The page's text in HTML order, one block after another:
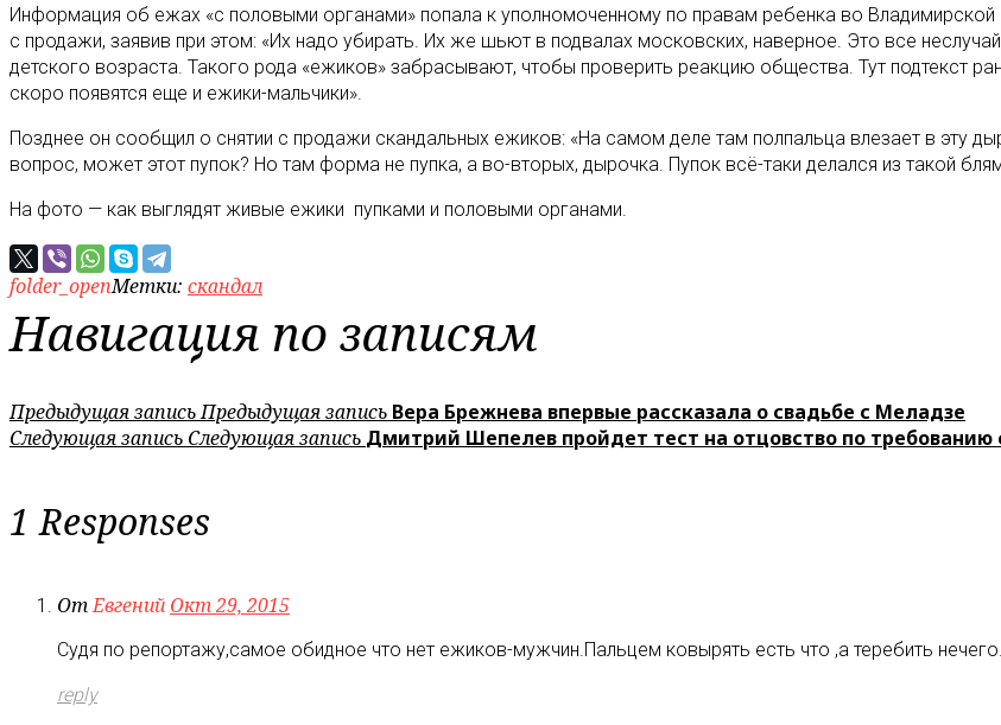
Информация об ежах «с половыми органами» попала к уполномоченному по правам ребенка во
с продажи, заявив при этом: «Их надо убирать. Их же шьют в подвалах московских, наверное. Это все
детского возраста. Такого рода «ежиков» забрасывают, чтобы проверить реакцию общества. Тут подтекст
скоро появятся еще и ежики-мальчики».
Позднее он сообщил о снятии с продажи скандальных ежиков: «На самом деле там полпальца влезает в эту
вопрос, может этот пупок? Но там форма не пупка, а во-вторых, дырочка. Пупок всё-таки делался из такой
На фото — как выглядят живые ежики пупками и половыми органами.
folder_openМетки: скандал
Навигация по записям
Предыдущая записьПредыдущая запись Вера Брежнева впервые рассказала о свадьбе с Меладзе
Следующая запись Следующая запись Дмитрий Шепелев пройдет тест на отцовство по требованию
1 Responses
ОтЕвгений Окт 29, 2015
Судя по репортажу,самое обидное что нет ежиков-мужчин.Пальцем ковырять есть что ,а теребить
reply